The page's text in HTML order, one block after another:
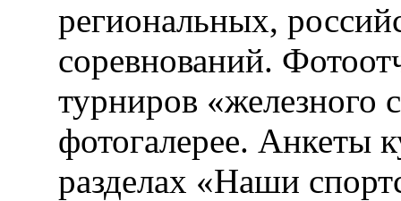
региональных,
соревнований.
турниров «железного
фотогалерее. Анкеты
разделах «Наши